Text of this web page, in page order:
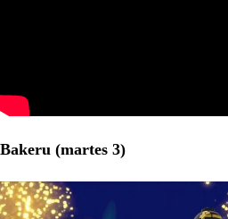
Bakeru (martes 3)